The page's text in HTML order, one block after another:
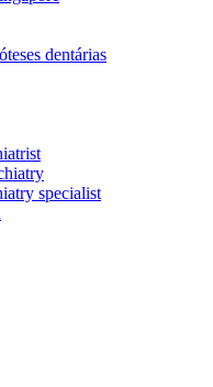
dentárias
specialist